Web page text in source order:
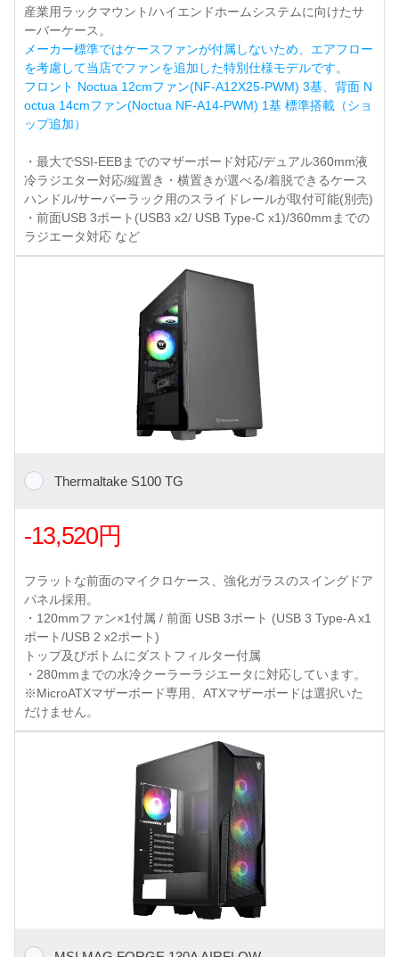
産業用ラックマウント/ハイエンドホームシステムに向けたサ
ーバーケース。
メーカー標準ではケースファンが付属しないため、エアフロー
を考慮して当店でファンを追加した特別仕様モデルです。
フロント Noctua 12cmファン(NF-A12X25-PWM) 3基、背面 N
octua 14cmファン(Noctua NF-A14-PWM) 1基 標準搭載（ショ
ップ追加）
・最大でSSI-EEBまでのマザーボード対応/デュアル360mm液
冷ラジエター対応/縦置き・横置きが選べる/着脱できるケース
ハンドル/サーバーラック用のスライドレールが取付可能(別売)
・前面USB 3ポート(USB3 x2/ USB Type-C x1)/360mmまでの
ラジエータ対応 など
Thermaltake S100 TG
-13,520円
フラットな前面のマイクロケース、強化ガラスのスイングドア
パネル採用。
・120mmファン×1付属 / 前面 USB 3ポート (USB 3 Type-A x1
ポート/USB 2 x2ポート)
トップ及びボトムにダストフィルター付属
・280mmまでの水冷クーラーラジエータに対応しています。
※MicroATXマザーボード専用、ATXマザーボードは選択いた
だけません。